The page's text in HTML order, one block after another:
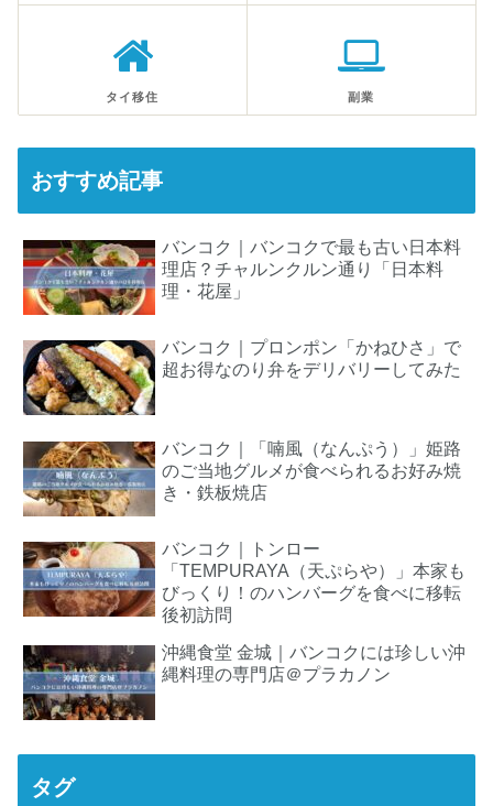
タイ移住 副業
おすすめ記事
バンコク｜バンコクで最も古い日本料
理店？チャルンクルン通り「日本料
理・花屋」
バンコク｜プロンポン「かねひさ」で
超お得なのり弁をデリバリーしてみた
バンコク｜「喃風（なんぷう）」姫路
のご当地グルメが食べられるお好み焼
き・鉄板焼店
バンコク｜トンロー
「TEMPURAYA（天ぷらや）」本家も
びっくり！のハンバーグを食べに移転
後初訪問
沖縄食堂 金城｜バンコクには珍しい沖
縄料理の専門店＠プラカノン
タグ